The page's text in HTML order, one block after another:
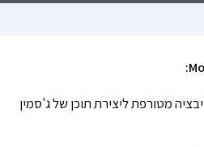
מטורפת ליצירת תוכן של ג'סמין